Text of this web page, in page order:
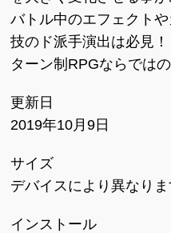
バトル中のエフェクト
技のド派手演出は必見！
ターン制RPGならでは
更新日
2019年10月9日
サイズ
デバイスにより異なりま
インストール